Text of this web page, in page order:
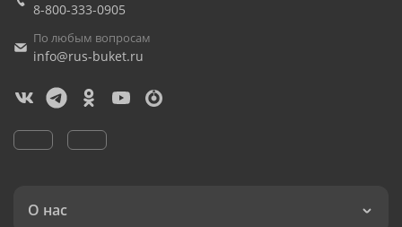
8-800-333-0905
По любым вопросам
info@rus-buket.ru
О нас